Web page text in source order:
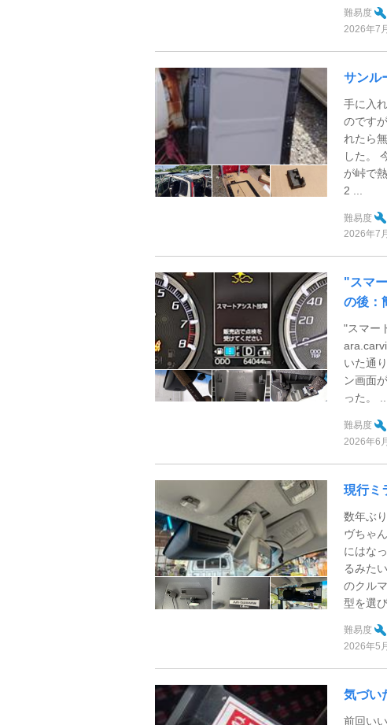
難易度
2026年7
サンル
手に入
のです
れたら
した。
が峠で
2 ...
難易度
2026年7
"スマ
の後：
"スマー
いた通
ン画面
った。
難易度
2026年6
現行ミ
数年ぶ
ヴちゃ
にはな
るみた
のクル
型を選
難易度
2026年5
気づい
前回い